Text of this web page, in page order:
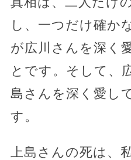
し、一つだけ確か
が広川さんを深く
とです。そして、
島さんを深く愛し
す。
上島さんの死は、